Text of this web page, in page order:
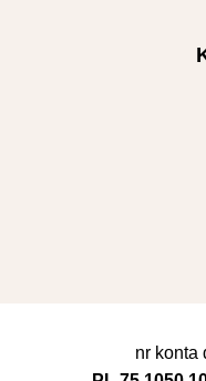
nr konta